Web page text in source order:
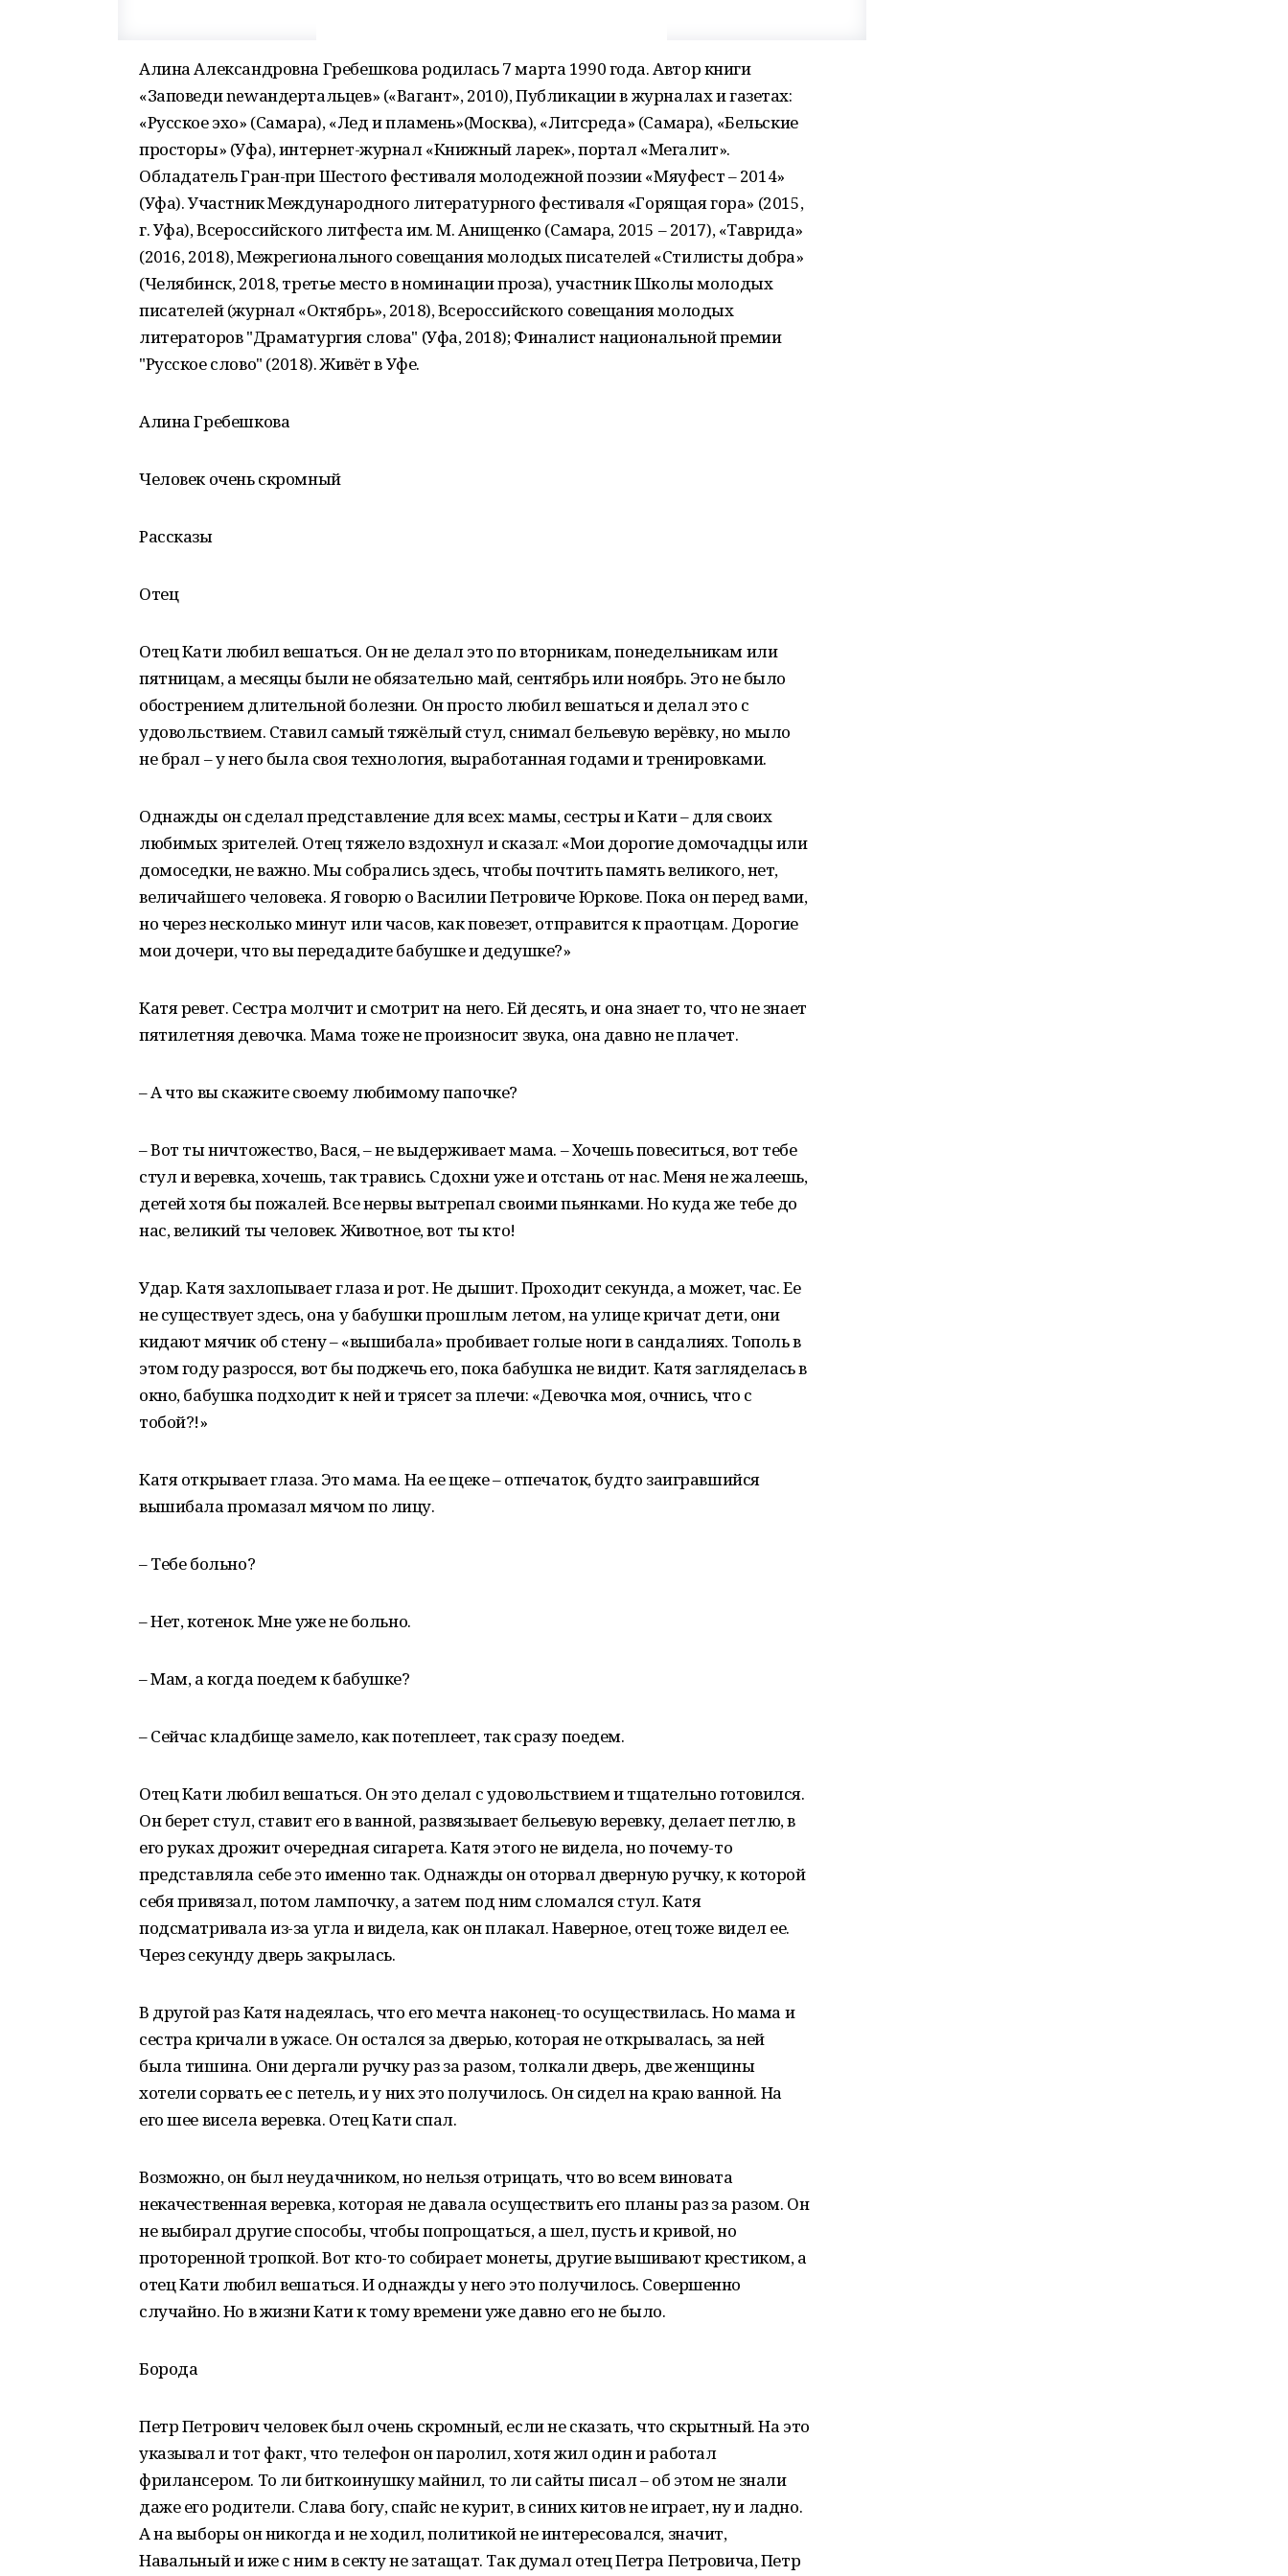
Алина Александровна Гребешкова родилась 7 марта 1990 года. Автор книги
«Заповеди newандертальцев» («Вагант», 2010), Публикации в журналах и газетах:
«Русское эхо» (Самара), «Лед и пламень»(Москва), «Литсреда» (Самара), «Бельские
просторы» (Уфа), интернет-журнал «Книжный ларек», портал «Мегалит».
Обладатель Гран-при Шестого фестиваля молодежной поэзии «Мяуфест – 2014»
(Уфа). Участник Международного литературного фестиваля «Горящая гора» (2015,
г. Уфа), Всероссийского литфеста им. М. Анищенко (Самара, 2015 – 2017), «Таврида»
(2016, 2018), Межрегионального совещания молодых писателей «Стилисты добра»
(Челябинск, 2018, третье место в номинации проза), участник Школы молодых
писателей (журнал «Октябрь», 2018), Всероссийского совещания молодых
литераторов "Драматургия слова" (Уфа, 2018); Финалист национальной премии
"Русское слово" (2018). Живёт в Уфе.
Алина Гребешкова
Человек очень скромный
Рассказы
Отец
Отец Кати любил вешаться. Он не делал это по вторникам, понедельникам или
пятницам, а месяцы были не обязательно май, сентябрь или ноябрь. Это не было
обострением длительной болезни. Он просто любил вешаться и делал это с
удовольствием. Ставил самый тяжёлый стул, снимал бельевую верёвку, но мыло
не брал – у него была своя технология, выработанная годами и тренировками.
Однажды он сделал представление для всех: мамы, сестры и Кати – для своих
любимых зрителей. Отец тяжело вздохнул и сказал: «Мои дорогие домочадцы или
домоседки, не важно. Мы собрались здесь, чтобы почтить память великого, нет,
величайшего человека. Я говорю о Василии Петровиче Юркове. Пока он перед вами,
но через несколько минут или часов, как повезет, отправится к праотцам. Дорогие
мои дочери, что вы передадите бабушке и дедушке?»
Катя ревет. Сестра молчит и смотрит на него. Ей десять, и она знает то, что не знает
пятилетняя девочка. Мама тоже не произносит звука, она давно не плачет.
– А что вы скажите своему любимому папочке?
– Вот ты ничтожество, Вася, – не выдерживает мама. – Хочешь повеситься, вот тебе
стул и веревка, хочешь, так травись. Сдохни уже и отстань от нас. Меня не жалеешь,
детей хотя бы пожалей. Все нервы вытрепал своими пьянками. Но куда же тебе до
нас, великий ты человек. Животное, вот ты кто!
Удар. Катя захлопывает глаза и рот. Не дышит. Проходит секунда, а может, час. Ее
не существует здесь, она у бабушки прошлым летом, на улице кричат дети, они
кидают мячик об стену – «вышибала» пробивает голые ноги в сандалиях. Тополь в
этом году разросся, вот бы поджечь его, пока бабушка не видит. Катя загляделась в
окно, бабушка подходит к ней и трясет за плечи: «Девочка моя, очнись, что с
тобой?!»
Катя открывает глаза. Это мама. На ее щеке – отпечаток, будто заигравшийся
вышибала промазал мячом по лицу.
– Тебе больно?
– Нет, котенок. Мне уже не больно.
– Мам, а когда поедем к бабушке?
– Сейчас кладбище замело, как потеплеет, так сразу поедем.
Отец Кати любил вешаться. Он это делал с удовольствием и тщательно готовился.
Он берет стул, ставит его в ванной, развязывает бельевую веревку, делает петлю, в
его руках дрожит очередная сигарета. Катя этого не видела, но почему-то
представляла себе это именно так. Однажды он оторвал дверную ручку, к которой
себя привязал, потом лампочку, а затем под ним сломался стул. Катя
подсматривала из-за угла и видела, как он плакал. Наверное, отец тоже видел ее.
Через секунду дверь закрылась.
В другой раз Катя надеялась, что его мечта наконец-то осуществилась. Но мама и
сестра кричали в ужасе. Он остался за дверью, которая не открывалась, за ней
была тишина. Они дергали ручку раз за разом, толкали дверь, две женщины
хотели сорвать ее с петель, и у них это получилось. Он сидел на краю ванной. На
его шее висела веревка. Отец Кати спал.
Возможно, он был неудачником, но нельзя отрицать, что во всем виновата
некачественная веревка, которая не давала осуществить его планы раз за разом. Он
не выбирал другие способы, чтобы попрощаться, а шел, пусть и кривой, но
проторенной тропкой. Вот кто-то собирает монеты, другие вышивают крестиком, а
отец Кати любил вешаться. И однажды у него это получилось. Совершенно
случайно. Но в жизни Кати к тому времени уже давно его не было.
Борода
Петр Петрович человек был очень скромный, если не сказать, что скрытный. На это
указывал и тот факт, что телефон он паролил, хотя жил один и работал
фрилансером. То ли биткоинушку майнил, то ли сайты писал – об этом не знали
даже его родители. Слава богу, спайс не курит, в синих китов не играет, ну и ладно.
А на выборы он никогда и не ходил, политикой не интересовался, значит,
Навальный и иже с ним в секту не затащат. Так думал отец Петра Петровича, Петр